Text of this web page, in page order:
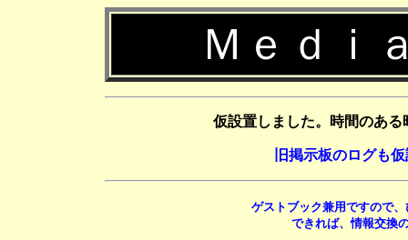
Ｍｅｄｉ
仮設置しました。時間のあ
旧掲示板のログも
ゲストブック兼用ですので
できれば、情報交換